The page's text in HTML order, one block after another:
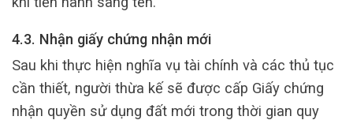
4.3. Nhận giấy chứng nhận mới
Sau khi thực hiện nghĩa vụ tài chính và các thủ tục
cần thiết, người thừa kế sẽ được cấp Giấy chứng
nhận quyền sử dụng đất mới trong thời gian quy